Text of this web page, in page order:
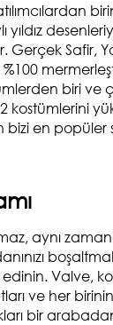
yıldız
Gerçek Safir,
biri ve
kostümlerini
bizi en popüler
aynı
Valve,
ve her
bir